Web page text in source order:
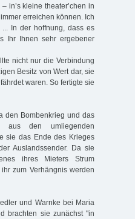
in’s kleine theater’chen in
erreichen können. Ich
In der hoffnung, dass es
Ihr Ihnen sehr ergebener
nicht nur die Verbindung
Besitz von Wert dar, sie
waren. So fertigte sie
den Bombenkrieg und das
aus den umliegenden
sie das Ende des Krieges
Auslandssender. Da sie
ihres Mieters Strum
zum Verhängnis werden
und Warnke bei Maria
brachten sie zunächst "in